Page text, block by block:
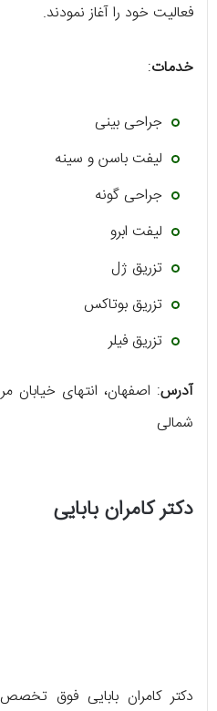
فعالیت خود را آغاز نمودند.
خدمات:
جراحی بینی
لیفت باسن و سینه
جراحی گونه
لیفت ابرو
تزریق ژل
تزریق بوتاکس
تزریق فیلر
آدرس
شمالی
دکتر کامران بابایی
دکتر کامران بابایی فوق